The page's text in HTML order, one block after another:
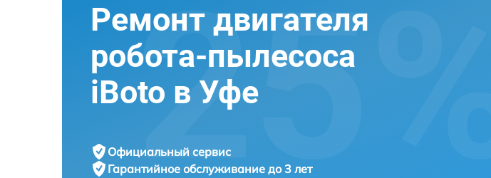
Ремонт двигателя
робота-пылесоса
iBoto в Уфе
Официальный сервис
Гарантийное обслуживание до 3 лет